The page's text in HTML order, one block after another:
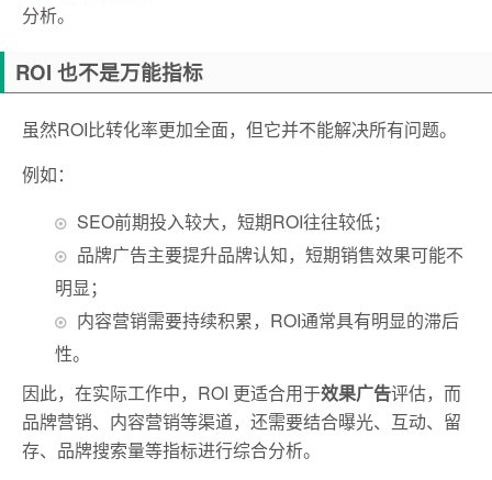
分析。
ROI 也不是万能指标
虽然ROI比转化率更加全面，但它并不能解决所有问题。
例如：
SEO前期投入较大，短期ROI往往较低；
品牌广告主要提升品牌认知，短期销售效果可能不
明显；
内容营销需要持续积累，ROI通常具有明显的滞后
性。
因此，在实际工作中，ROI 更适合用于效果广告评估，而
品牌营销、内容营销等渠道，还需要结合曝光、互动、留
存、品牌搜索量等指标进行综合分析。